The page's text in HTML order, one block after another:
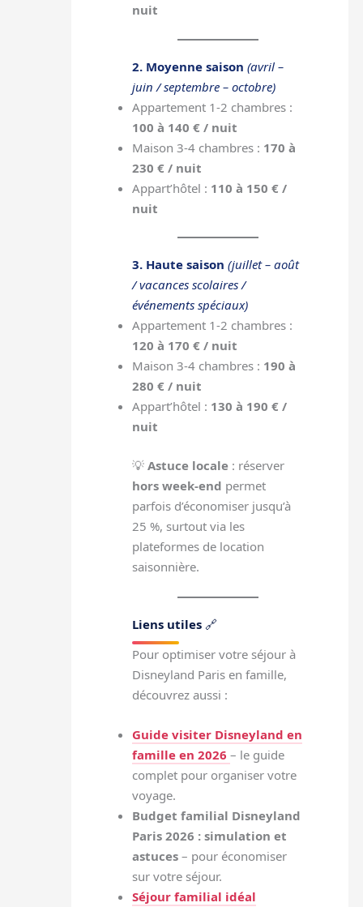
nuit
2. Moyenne saison (avril –
juin / septembre – octobre)
Appartement 1-2 chambres :
100 à 140 € / nuit
Maison 3-4 chambres : 170 à
230 € / nuit
Appart’hôtel : 110 à 150 € /
nuit
3. Haute saison (juillet – août
/ vacances scolaires /
événements spéciaux)
Appartement 1-2 chambres :
120 à 170 € / nuit
Maison 3-4 chambres : 190 à
280 € / nuit
Appart’hôtel : 130 à 190 € /
nuit
💡Astuce locale : réserver
hors week-end permet
parfois d’économiser jusqu’à
25 %, surtout via les
plateformes de location
saisonnière.
Liens utiles 🔗
Pour optimiser votre séjour à
Disneyland Paris en famille,
découvrez aussi :
Guide visiter Disneyland en
famille en 2026 – le guide
complet pour organiser votre
voyage.
Budget familial Disneyland
Paris 2026 : simulation et
astuces – pour économiser
sur votre séjour.
Séjour familial idéal